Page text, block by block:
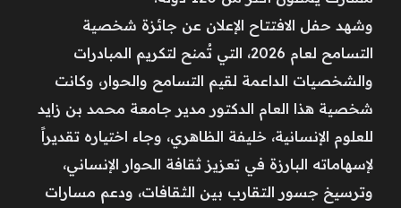
وشهد حفل الافتتاح الإعلان عن جائزة شخصية
التسامح لعام 2026، التي تُمنح لتكريم المبادرات
والشخصيات الداعمة لقيم التسامح والحوار، وكانت
شخصية هذا العام الدكتور مدير جامعة محمد بن زايد
للعلوم الإنسانية، خليفة الظاهري، وجاء اختياره تقديراً
لإسهاماته البارزة في تعزيز ثقافة الحوار الإنساني،
وترسيخ جسور التقارب بين الثقافات، ودعم مسارات